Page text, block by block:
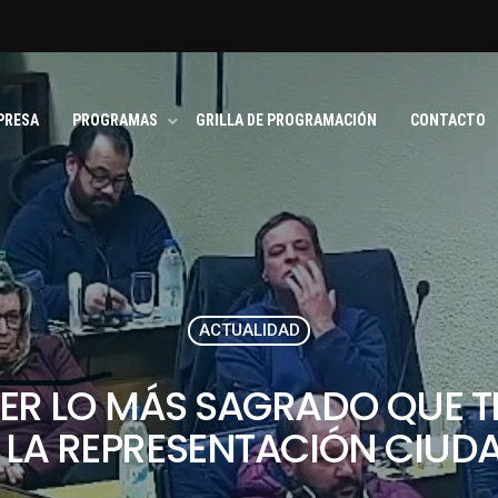
PROGRAMAS GRILLA DE PROGRAMACIÓN CONTACTO
ACTUALIDAD
LO MÁS SAGRADO QUE
REPRESENTACIÓN